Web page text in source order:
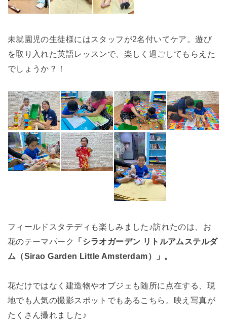
未就園児の生徒様にはスタッフが2名付いてケア。遊び
を取り入れた英語レッスンで、楽しく過ごしてもらえた
でしょうか？！
フィールドスタテディも楽しみました♪訪れたのは、お
花のテーマパーク
「シラオガーデン リトルアムステルダ
ム（Sirao Garden Little Amsterdam）」。
花だけではなく建造物やオブジェも随所に点在する、現
地でも人気の撮影スポットでもあるこちら。映え写真が
たくさん撮れました♪